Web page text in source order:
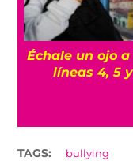
Y a todo
eclipse
TAGS: bullying